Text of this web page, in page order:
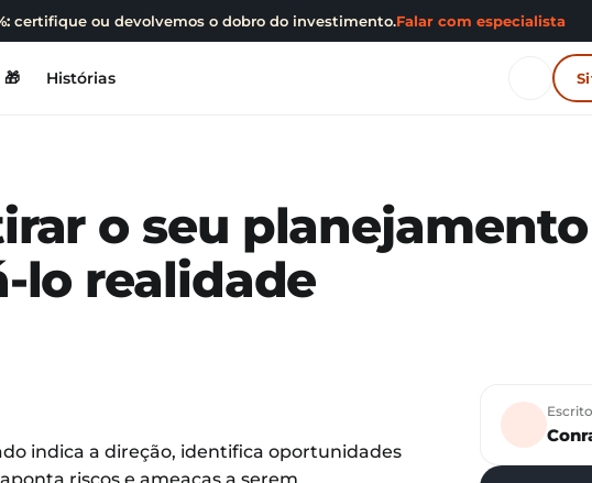
certifique ou devolvemos o dobro do investimento.Falar com especialista
Histórias
o seu
lo realidade
indica a direção, identifica oportunidades
riscos e ameaças a serem